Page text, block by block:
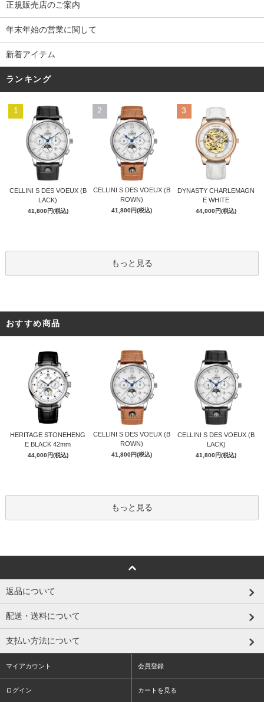
正規販売店のご案内
年末年始の営業に関して
新着アイテム
ランキング
1
CELLINI S DES VOEUX (B
LACK)
41,800円(税込)
2
CELLINI S DES VOEUX (B
ROWN)
41,800円(税込)
3
DYNASTY CHARLEMAGN
E WHITE
44,000円(税込)
もっと見る
おすすめ商品
HERITAGE STONEHENG
E BLACK 42mm
44,000円(税込)
CELLINI S DES VOEUX (B
ROWN)
41,800円(税込)
CELLINI S DES VOEUX (B
LACK)
41,800円(税込)
もっと見る
返品について
配送・送料について
支払い方法について
マイアカウント 会員登録
ログイン カートを見る